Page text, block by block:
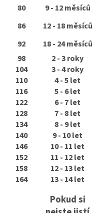
80
9 - 12 měsíců
86
12 - 18 měsíců
92
18 - 24 měsíců
98
2 - 3 roky
104
3 - 4 roky
110
4 - 5 let
116
5 - 6 let
122
6 - 7 let
128
7 - 8 let
134
8 - 9 let
140
9 - 10 let
146
10 - 11 let
152
11 - 12 let
158
12 - 13 let
164
13 - 14 let
Pokud si